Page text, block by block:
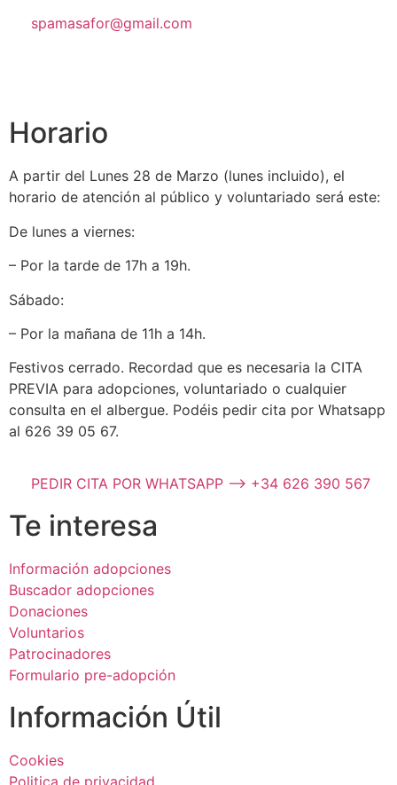
spamasafor@gmail.com
Horario
A partir del Lunes 28 de Marzo (lunes incluido), el
horario de atención al público y voluntariado será este:
De lunes a viernes:
– Por la tarde de 17h a 19h.
Sábado:
– Por la mañana de 11h a 14h.
Festivos cerrado. Recordad que es necesaria la CITA
PREVIA para adopciones, voluntariado o cualquier
consulta en el albergue. Podéis pedir cita por Whatsapp
al 626 39 05 67.
PEDIR CITA POR WHATSAPP --> +34 626 390 567
Te interesa
Información adopciones
Buscador adopciones
Donaciones
Voluntarios
Patrocinadores
Formulario pre-adopción
Información Útil
Cookies
Politica de privacidad